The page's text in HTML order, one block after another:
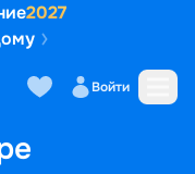
2027
Войти
Маршрут и